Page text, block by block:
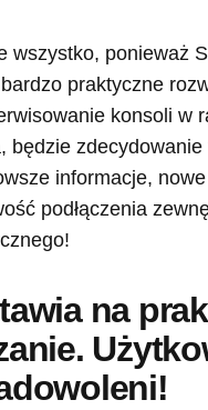
wszystko, ponieważ
praktyczne
konsoli w
będzie
informacje,
podłączenia
na